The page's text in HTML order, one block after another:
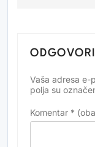
ODGOVORI
Vaša adresa e-
polja su
Komentar *
Alternative: